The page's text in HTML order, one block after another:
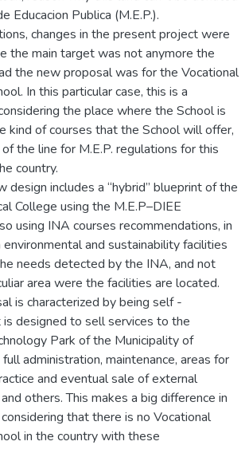
Educacion Publica (M.E.P.).
changes in the present project were
the main target was not anymore the
the new proposal was for the Vocational
In this particular case, this is a
the place where the School is
kind of courses that the School will offer,
the line for M.E.P. regulations for this
country.
design includes a “hybrid” blueprint of the
College using the M.E.P–DIEE
using INA courses recommendations, in
and sustainability facilities
needs detected by the INA, and not
area were the facilities are located.
is characterized by being self -
is designed to sell services to the
Park of the Municipality of
administration, maintenance, areas for
and eventual sale of external
others. This makes a big difference in
that there is no Vocational
in the country with these